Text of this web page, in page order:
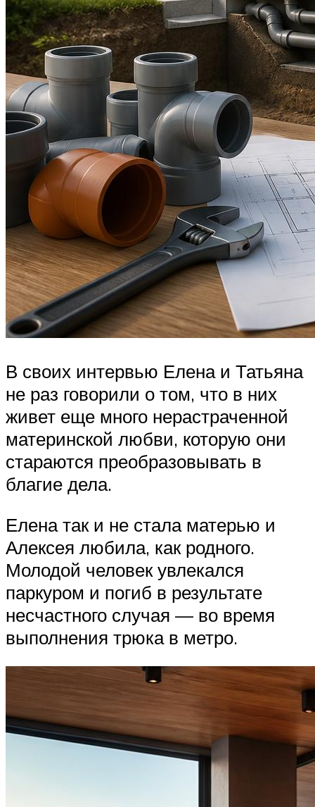
В своих интервью Елена и Татьяна
не раз говорили о том, что в них
живет еще много нерастраченной
материнской любви, которую они
стараются преобразовывать в
благие дела.
Елена так и не стала матерью и
Алексея любила, как родного.
Молодой человек увлекался
паркуром и погиб в результате
несчастного случая — во время
выполнения трюка в метро.